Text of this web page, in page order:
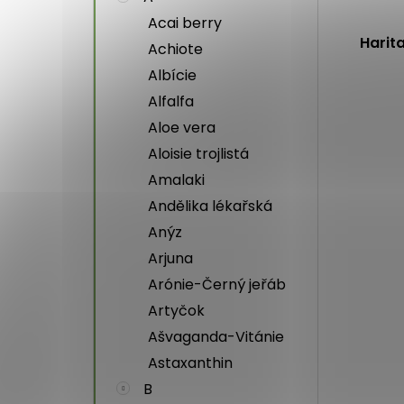
Acai berry
Achiote
Albície
Alfalfa
Aloe vera
Aloisie trojlistá
Amalaki
Andělika lékařská
Anýz
Arjuna
Arónie-Černý jeřáb
Artyčok
Ašvaganda-Vitánie
Astaxanthin
B